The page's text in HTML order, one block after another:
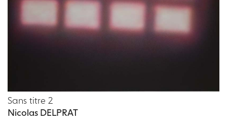
Sans titre 2
Nicolas DELPRAT